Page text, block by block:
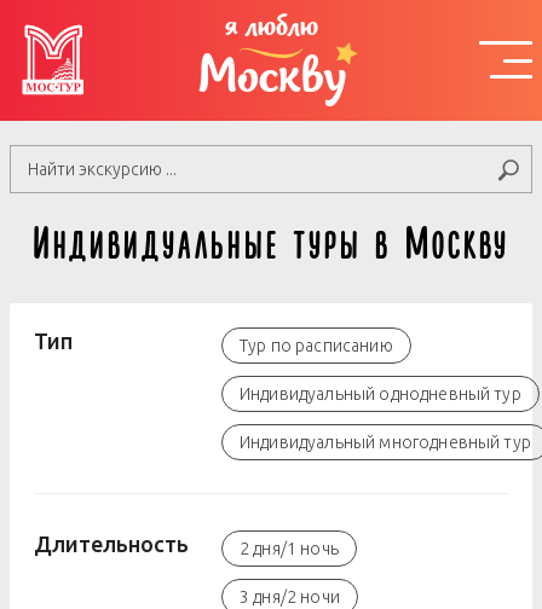
я люблю
Москву
Индивидуальные туры в Москву
Тип Тур по расписанию
Индивидуальный однодневный тур
Индивидуальный многодневный тур
Длительность 2 дня/1 ночь
3 дня/2 ночи